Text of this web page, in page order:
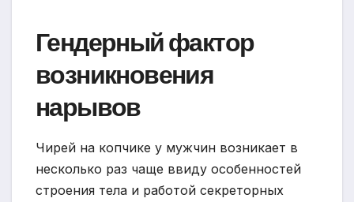
Гендерный фактор
возникновения
нарывов
Чирей на копчике у мужчин возникает в
несколько раз чаще ввиду особенностей
строения тела и работой секреторных